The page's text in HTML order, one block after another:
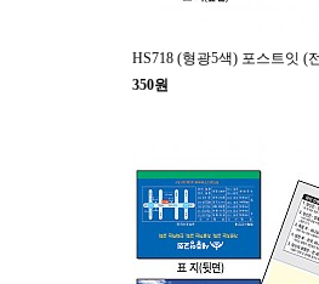
HS718 (형광5색) 포스트잇 (
350원